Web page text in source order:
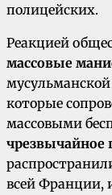
полицейских.
Реакцией
массовые
которые
массовыми
чрезвычайное
всей Франции,